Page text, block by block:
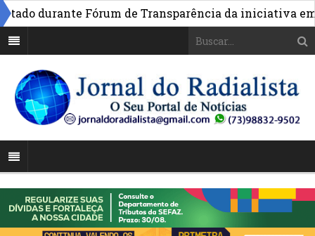
durante Fórum de Transparência da iniciativa em